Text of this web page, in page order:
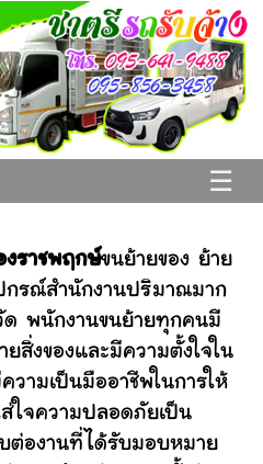
☰
งราชพฤกษ์ขนย้ายของ ย้าย
รณ์สำนักงานปริมาณมาก
ด พนักงานขนย้ายทุกคนมี
สิ่งของและมีความตั้งใจใน
วามเป็นมืออาชีพในการให้
ใจความปลอดภัยเป็น
ต่องานที่ได้รับมอบหมาย